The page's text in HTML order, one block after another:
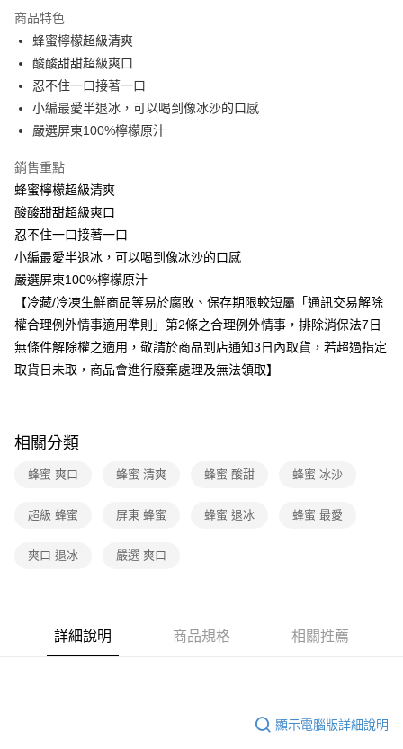
冷凍-全家取貨付款
免運費
冷凍-付款後全家取貨
免運費
商品特色
蜂蜜檸檬超級清爽
酸酸甜甜超級爽口
忍不住一口接著一口
小編最愛半退冰，可以喝到像冰沙的口感
嚴選屏東100%檸檬原汁
銷售重點
蜂蜜檸檬超級清爽
酸酸甜甜超級爽口
忍不住一口接著一口
小編最愛半退冰，可以喝到像冰沙的口感
嚴選屏東100%檸檬原汁
【冷藏/冷凍生鮮商品等易於腐敗、保存期限較短屬「通訊交易解除
權合理例外情事適用準則」第2條之合理例外情事，排除消保法7日
無條件解除權之適用，敬請於商品到店通知3日內取貨，若超過指定
取貨日未取，商品會進行廢棄處理及無法領取】
相關分類
蜂蜜 爽口 蜂蜜 清爽 蜂蜜 酸甜 蜂蜜 冰沙
超級 蜂蜜 屏東 蜂蜜 蜂蜜 退冰 蜂蜜 最愛
爽口 退冰 嚴選 爽口
詳細說明 商品規格 相關推薦
顯示電腦版詳細說明